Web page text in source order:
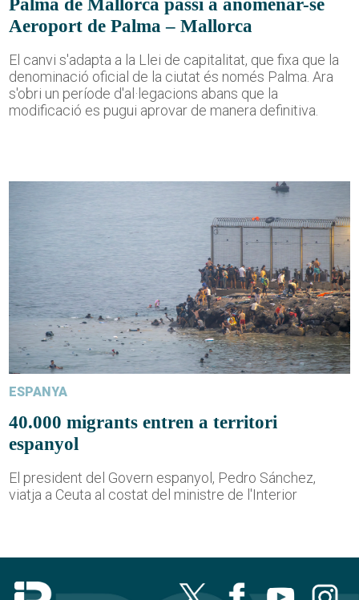
Aeroport de Palma – Mallorca
El canvi s'adapta a la Llei de capitalitat, que fixa que la
denominació oficial de la ciutat és només Palma. Ara
s'obri un període d'al·legacions abans que la
modificació es pugui aprovar de manera definitiva.
ESPANYA
40.000 migrants entren a territori
espanyol
El president del Govern espanyol, Pedro Sánchez,
viatja a Ceuta al costat del ministre de l'Interior